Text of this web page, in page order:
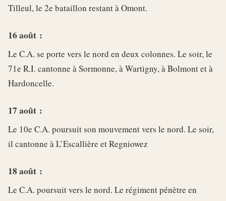
Tilleul, le 2e bataillon restant à Omont.
16 août :
Le C.A. se porte vers le nord en deux colonnes. Le soir, le
71e R.I. cantonne à Sormonne, à Wartigny, à Bolmont et à
Hardoncelle.
17 août :
Le 10e C.A. poursuit son mouvement vers le nord. Le soir,
il cantonne à L’Escallière et Regniowez
18 août :
Le C.A. poursuit vers le nord. Le régiment pénètre en